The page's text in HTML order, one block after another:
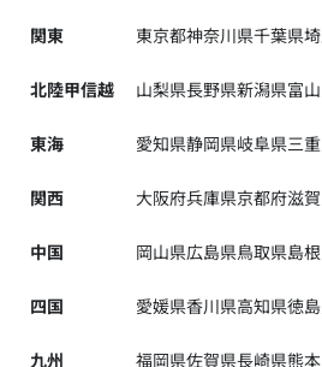
関東 東京都神奈川県千葉県
北陸甲信越 山梨県長野県新潟県富
東海 愛知県静岡県岐阜県三
関西 大阪府兵庫県京都府滋
中国 岡山県広島県鳥取県島
四国 愛媛県香川県高知県徳
九州 福岡県佐賀県長崎県熊